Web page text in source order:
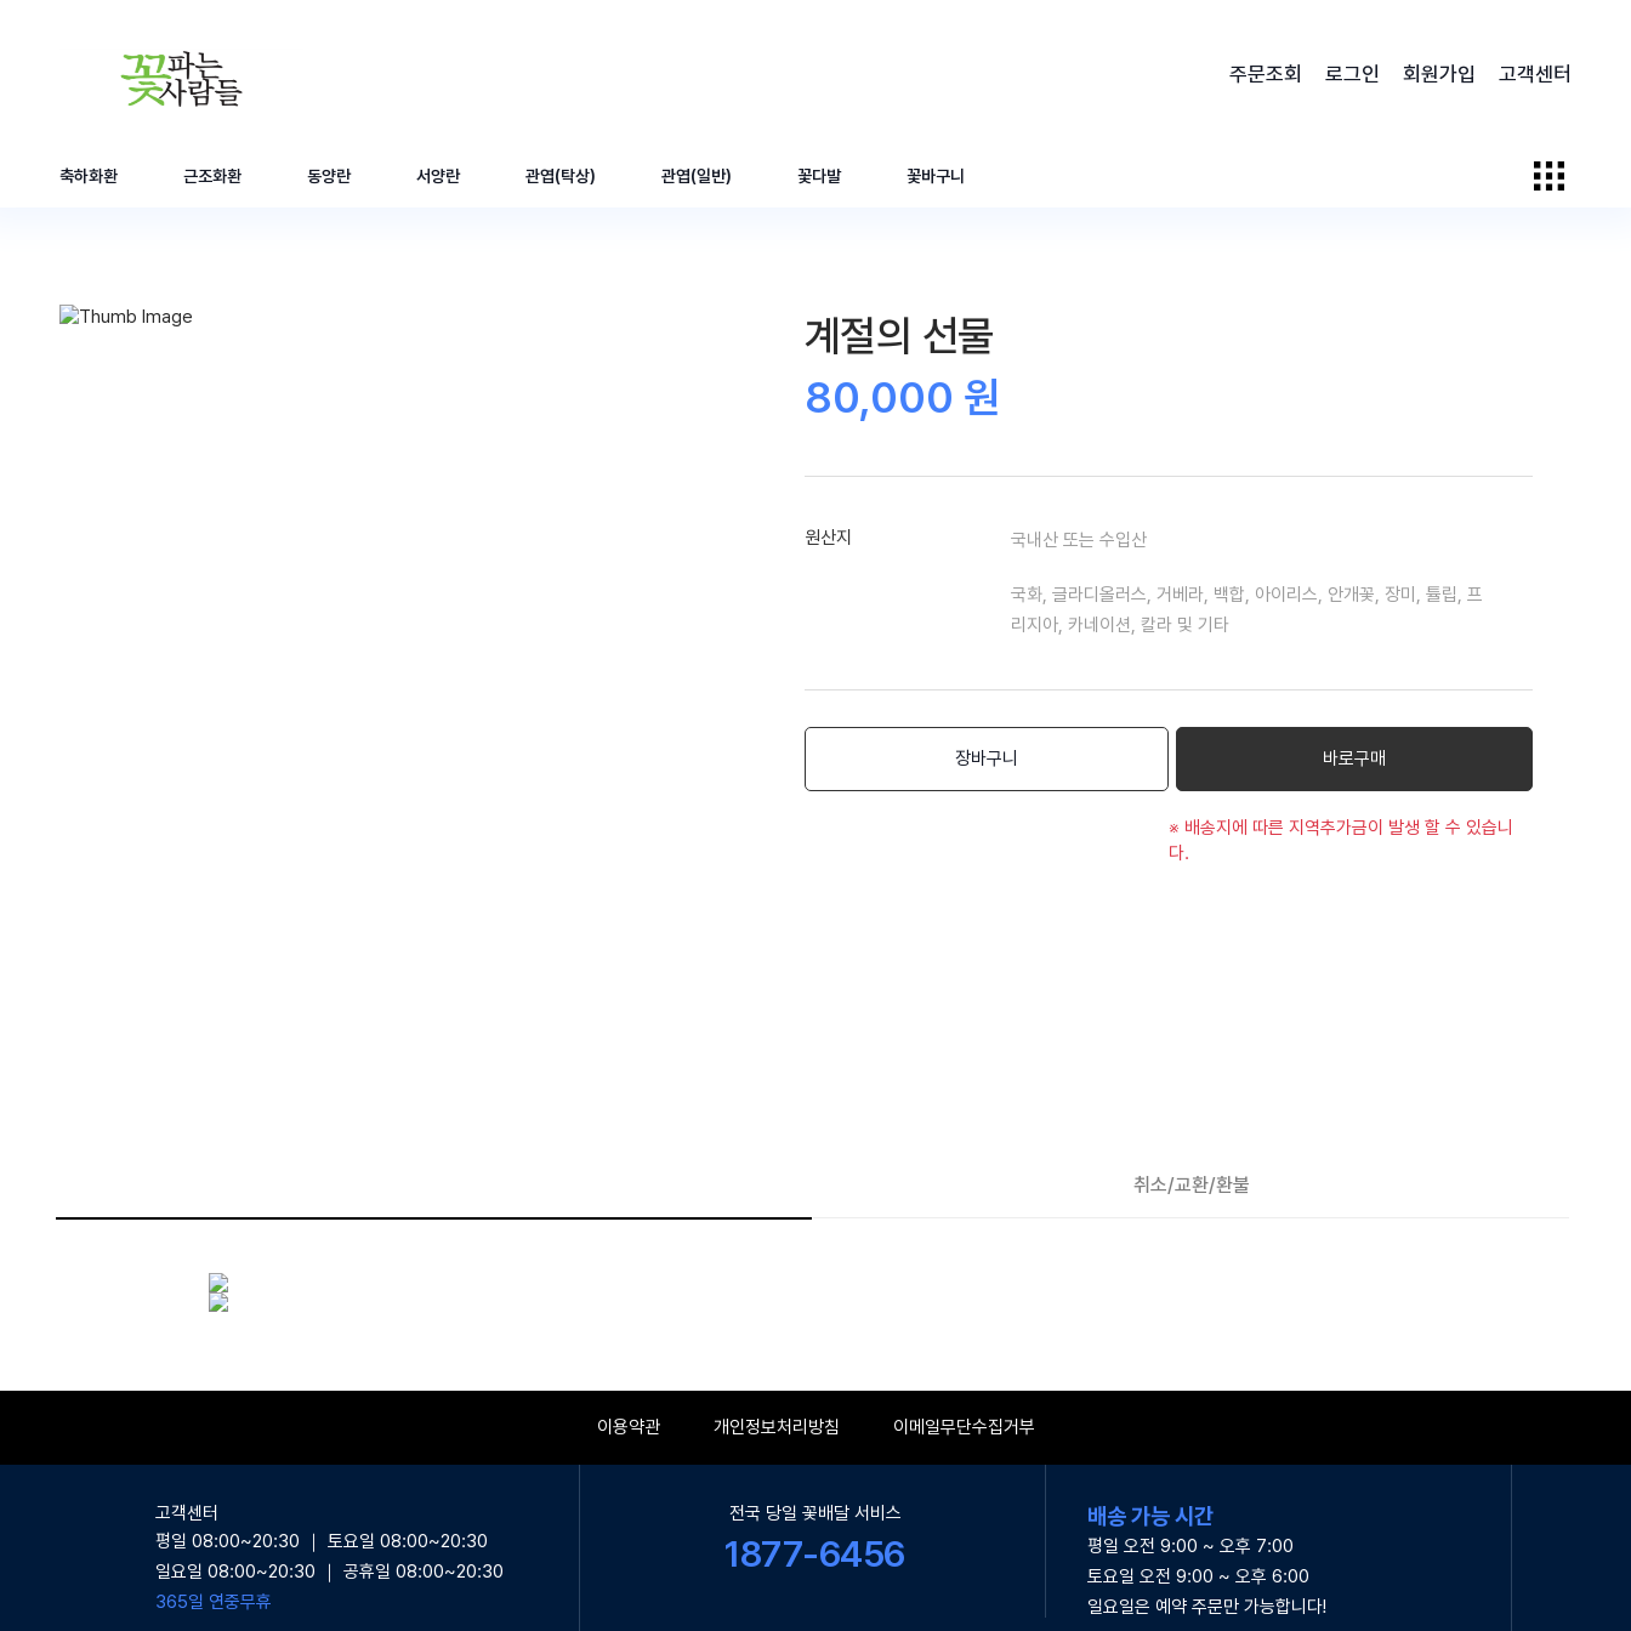
주문조회 로그인 회원가입 고객센터
축하화환 근조화환 동양란 서양란 관엽(탁상) 관엽(일반) 꽃다발 꽃바구니
계절의 선물
80,000 원
원산지 국내산 또는 수입산
국화, 글라디올러스, 거베라, 백합, 아이리스, 안개꽃, 장미, 튤립, 프
리지아, 카네이션, 칼라 및 기타
장바구니 바로구매
※ 배송지에 따른 지역추가금이 발생 할 수 있습니
다.
취소/교환/환불
이용약관 개인정보처리방침 이메일무단수집거부
고객센터
평일 08:00~20:30 ｜ 토요일 08:00~20:30
일요일 08:00~20:30 ｜ 공휴일 08:00~20:30
365일 연중무휴
전국 당일 꽃배달 서비스
1877-6456
배송 가능 시간
평일 오전 9:00 ~ 오후 7:00
토요일 오전 9:00 ~ 오후 6:00
일요일은 예약 주문만 가능합니다!